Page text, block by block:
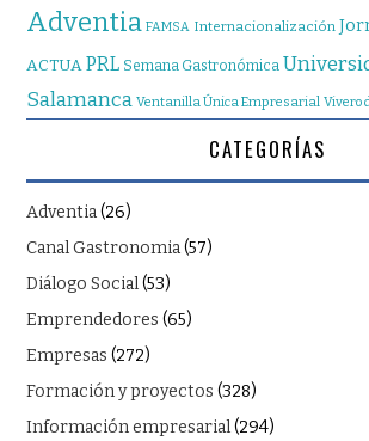
Adventia FAMSA Internacionalización
ACTUA PRL Semana Gastronómica
Salamanca Ventanilla Única Empresarial Vivero
CATEGORÍAS
Adventia(26)
Canal Gastronomia(57)
Diálogo Social(53)
Emprendedores (65)
Empresas (272)
Formación y proyectos (328)
Información empresarial(294)